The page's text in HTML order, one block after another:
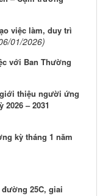
việc làm, duy trì
01/2026)
với Ban Thường
thiệu người ứng
– 2031
kỳ tháng 1 năm
25C, giai